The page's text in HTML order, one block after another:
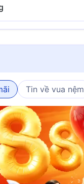
Tin về vua nệm